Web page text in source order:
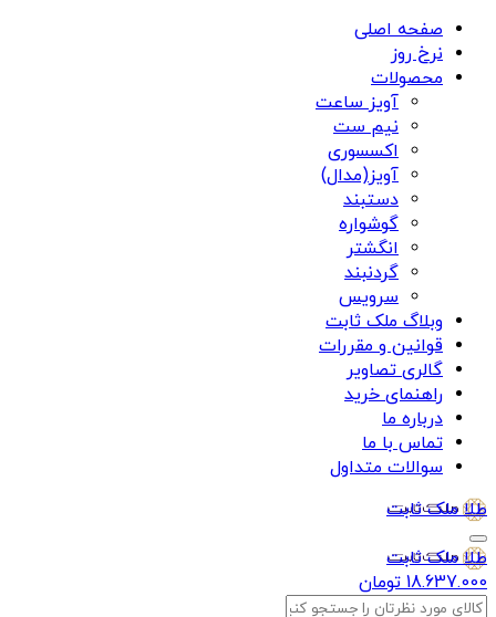
صفحه اصلی
نرخ روز
محصولات
آویز ساعت
نیم ست
اکسسوری
آویز(مدال)
دستبند
گوشواره
انگشتر
گردنبند
سرویس
وبلاگ ملک ثابت
قوانین و مقررات
گالری تصاویر
راهنمای خرید
درباره ما
تماس با ما
سوالات متداول
طلا ملک ثابت
طلا ملک ثابت
18.637.000 تومان